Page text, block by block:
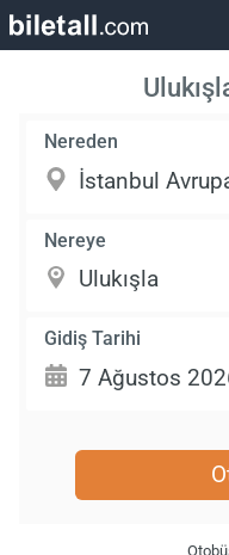
Nereden
Nereye
Gidiş Tarihi